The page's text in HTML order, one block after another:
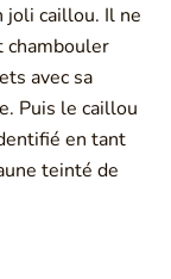
joli caillou. Il ne
chambouler
avec sa
Puis le caillou
en tant
teinté de